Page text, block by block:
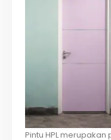
Pintu HPL